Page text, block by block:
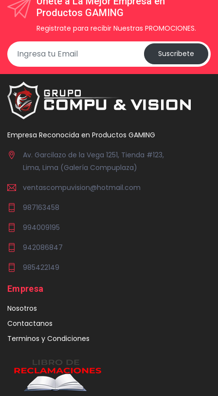
Productos GAMING
Registrate para recibir Nuestras PROMOCIONES.
Suscribete
Empresa Reconocida en Productos GAMING
Av. Garcilazo de la Vega 1251, Tienda #123,
Lima, Lima (Galería Compuplaza)
ventascompuvision@hotmail.com
987163458
994009195
942086847
985422149
Empresa
Nosotros
Contactanos
Terminos y Condiciones